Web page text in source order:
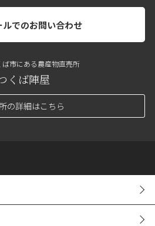
ルでのお問い合わせ
ば市にある農産物直売所
くば陣屋
の詳細はこちら